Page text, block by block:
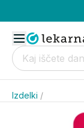
Izdelki /